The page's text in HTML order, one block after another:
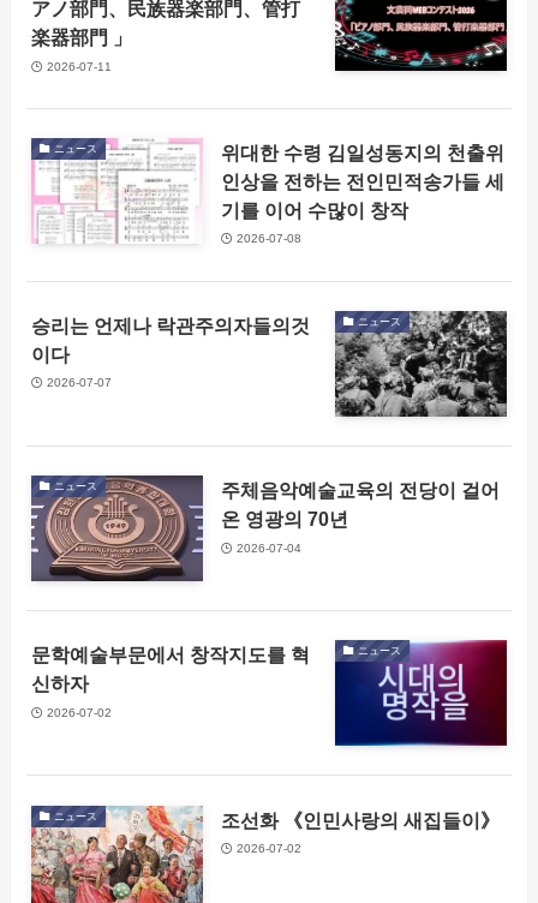
アノ部門、民族器楽部門、管打
楽器部門 」
2026-07-11
ニュース
위대한 수령 김일성동지의 천출위
인상을 전하는 전인민적송가들 세
기를 이어 수많이 창작
2026-07-08
ニュース
승리는 언제나 락관주의자들의것
이다
2026-07-07
ニュース
주체음악예술교육의 전당이 걸어
온 영광의 70년
2026-07-04
ニュース
문학예술부문에서 창작지도를 혁
신하자
2026-07-02
ニュース 조선화 《인민사랑의 새집들이》
2026-07-02